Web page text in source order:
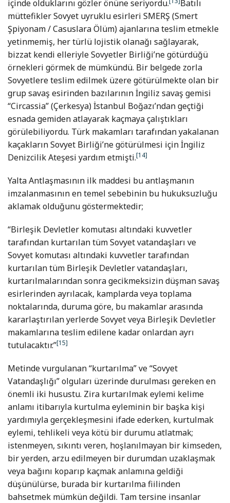
içinde olduklarını gözler önüne seriyordu.
Batılı
müttefikler Sovyet uyruklu esirleri SMERŞ (Smert
Şpiyonam / Casuslara Ölüm) ajanlarına teslim etmekle
yetinmemiş, her türlü lojistik olanağı sağlayarak,
bizzat kendi elleriyle Sovyetler Birliği’ne götürdüğü
örnekleri görmek de mümkündü. Bir belgede zorla
Sovyetlere teslim edilmek üzere götürülmekte olan bir
grup savaş esirinden bazılarının İngiliz savaş gemisi
“Circassia” (Çerkesya) İstanbul Boğazı’ndan geçtiği
esnada gemiden atlayarak kaçmaya çalıştıkları
görülebiliyordu. Türk makamları tarafından yakalanan
kaçakların Sovyet Birliği’ne götürülmesi için İngiliz
Denizcilik Ateşesi yardım etmişti.[14]
Yalta Antlaşmasının ilk maddesi bu antlaşmanın
imzalanmasının en temel sebebinin bu hukuksuzluğu
aklamak olduğunu göstermektedir;
“Birleşik Devletler komutası altındaki kuvvetler
tarafından kurtarılan tüm Sovyet vatandaşları ve
Sovyet komutası altındaki kuvvetler tarafından
kurtarılan tüm Birleşik Devletler vatandaşları,
kurtarılmalarından sonra gecikmeksizin düşman savaş
esirlerinden ayrılacak, kamplarda veya toplama
noktalarında, duruma göre, bu makamlar arasında
kararlaştırılan yerlerde Sovyet veya Birleşik Devletler
makamlarına teslim edilene kadar onlardan ayrı
tutulacaktır.”[15]
Metinde vurgulanan “kurtarılma” ve “Sovyet
Vatandaşlığı” olguları üzerinde durulması gereken en
önemli iki husustu. Zira kurtarılmak eylemi kelime
anlamı itibarıyla kurtulma eyleminin bir başka kişi
yardımıyla gerçekleşmesini ifade ederken, kurtulmak
eylemi, tehlikeli veya kötü bir durumu atlatmak;
istenmeyen, sıkıntı veren, hoşlanılmayan bir kimseden,
bir yerden, arzu edilmeyen bir durumdan uzaklaşmak
veya bağını koparıp kaçmak anlamına geldiği
düşünülürse, burada bir kurtarılma fiilinden
bahsetmek mümkün değildi. Tam tersine insanlar